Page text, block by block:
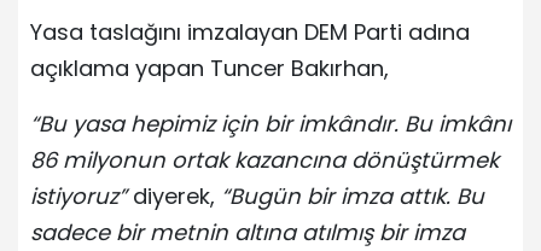
Yasa taslağını imzalayan DEM Parti adına
açıklama yapan Tuncer Bakırhan,
“Bu yasa hepimiz için bir imkândır. Bu imkânı
86 milyonun ortak kazancına dönüştürmek
istiyoruz”diyerek, “Bugün bir imza attık. Bu
sadece bir metnin altına atılmış bir imza